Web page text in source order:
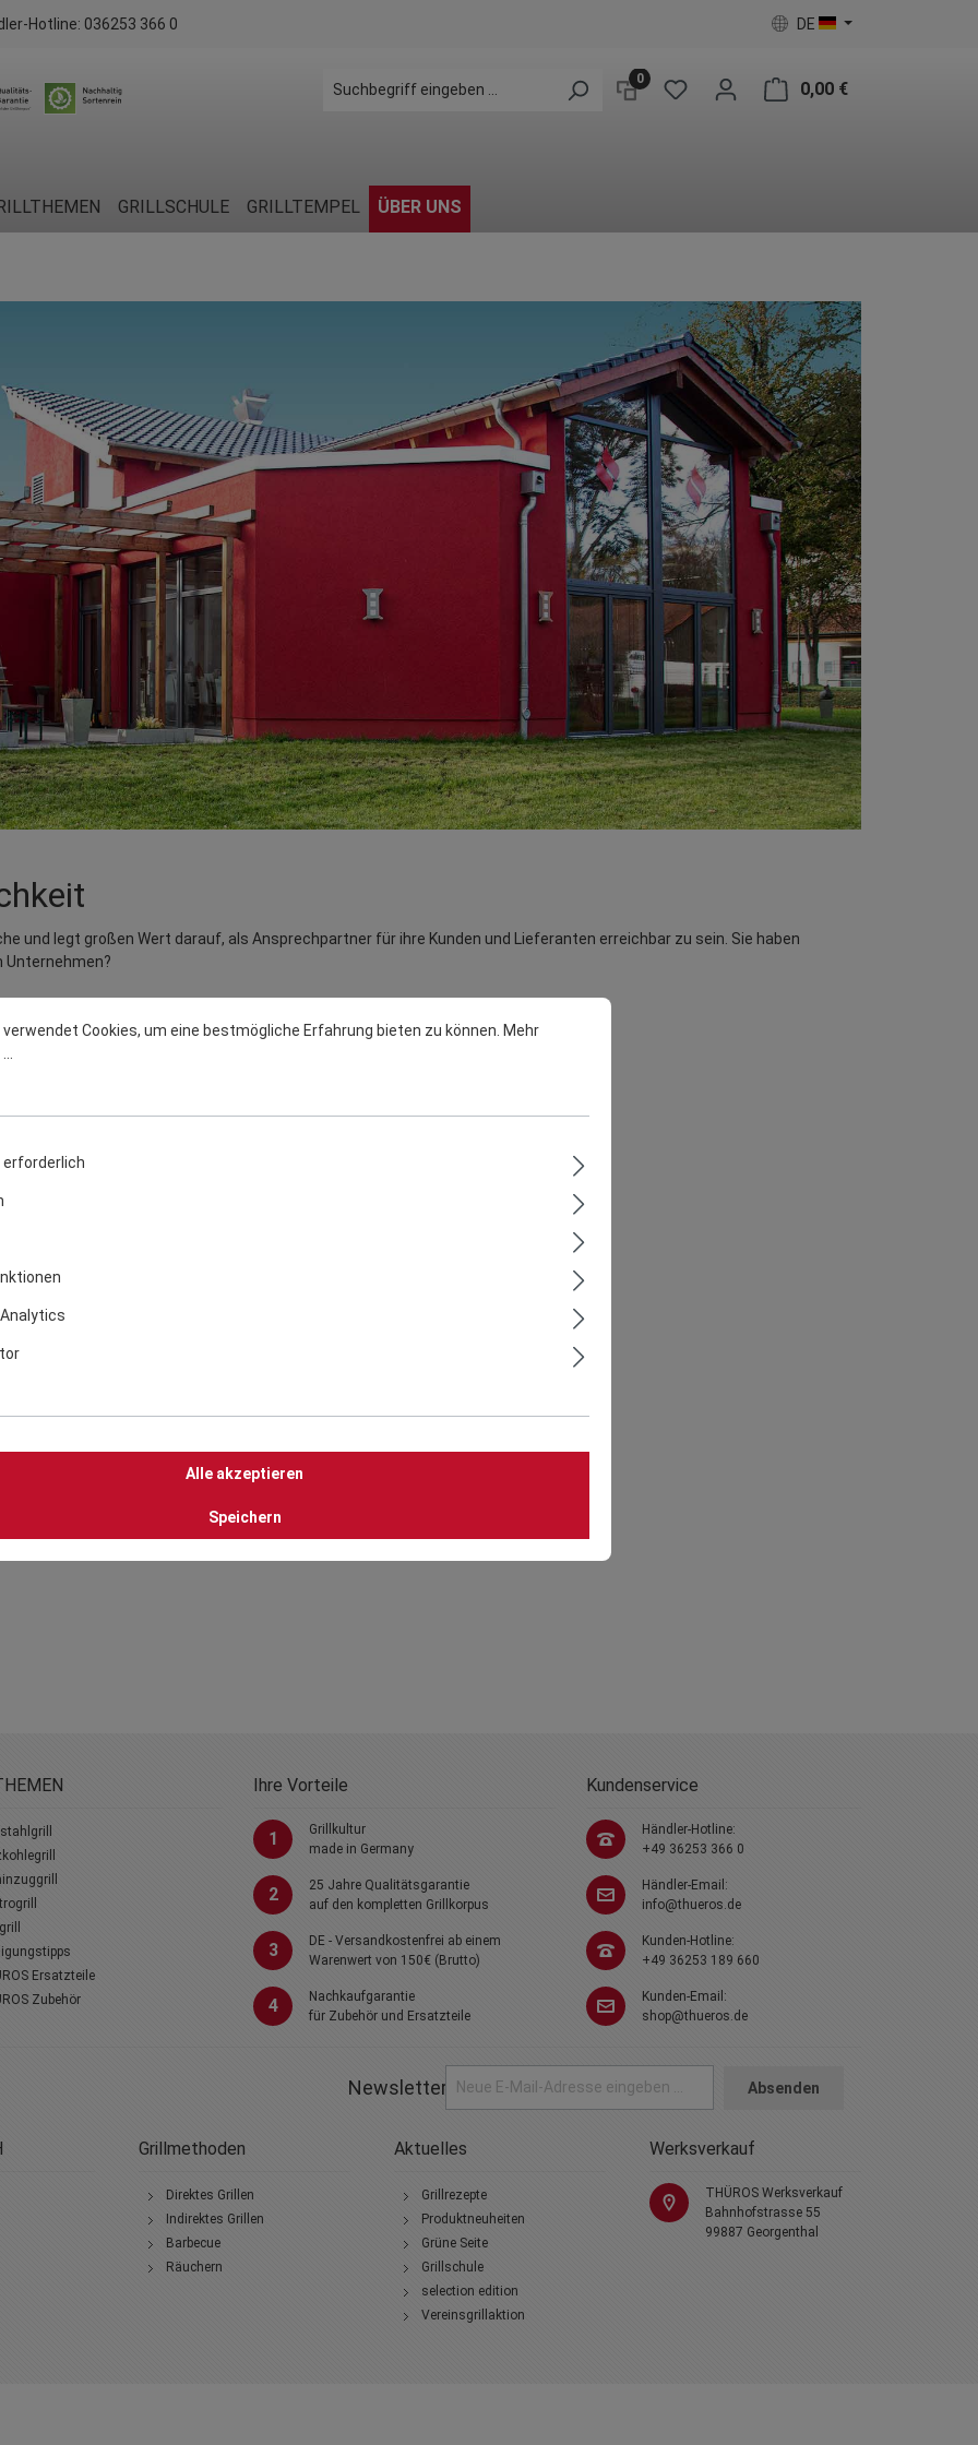
Hotline: 036253 366 0 DE
0 0,00 €
GRILLSCHULE GRILLTEMPEL ÜBER UNS
und legt großen Wert darauf, als Ansprechpartner für ihre Kunden und Lieferanten erreichbar zu sein. Sie haben
Unternehmen?
Sie uns direkt an.
Ersatzteile
Zubehör
Ihre Vorteile
1
Grillkultur
made in Germany
2
25 Jahre Qualitätsgarantie
auf den kompletten Grillkorpus
3
DE - Versandkostenfrei ab einem
Warenwert von 150€ (Brutto)
4
Nachkaufgarantie
für Zubehör und Ersatzteile
Kundenservice
Händler-Hotline:
+49 36253 366 0
Händler-Email:
info@thueros.de
Kunden-Hotline:
+49 36253 189 660
Kunden-Email:
shop@thueros.de
Grillmethoden
Direktes Grillen
Indirektes Grillen
Barbecue
Räuchern
Aktuelles
Grillrezepte
Produktneuheiten
Grüne Seite
Grillschule
selection edition
Vereinsgrillaktion
Werksverkauf
THÜROS Werksverkauf
Bahnhofstrasse 55
99887 Georgenthal
Newsletter Absenden
verwendet Cookies, um eine bestmögliche Erfahrung bieten zu können. Mehr
Alle akzeptieren
Speichern